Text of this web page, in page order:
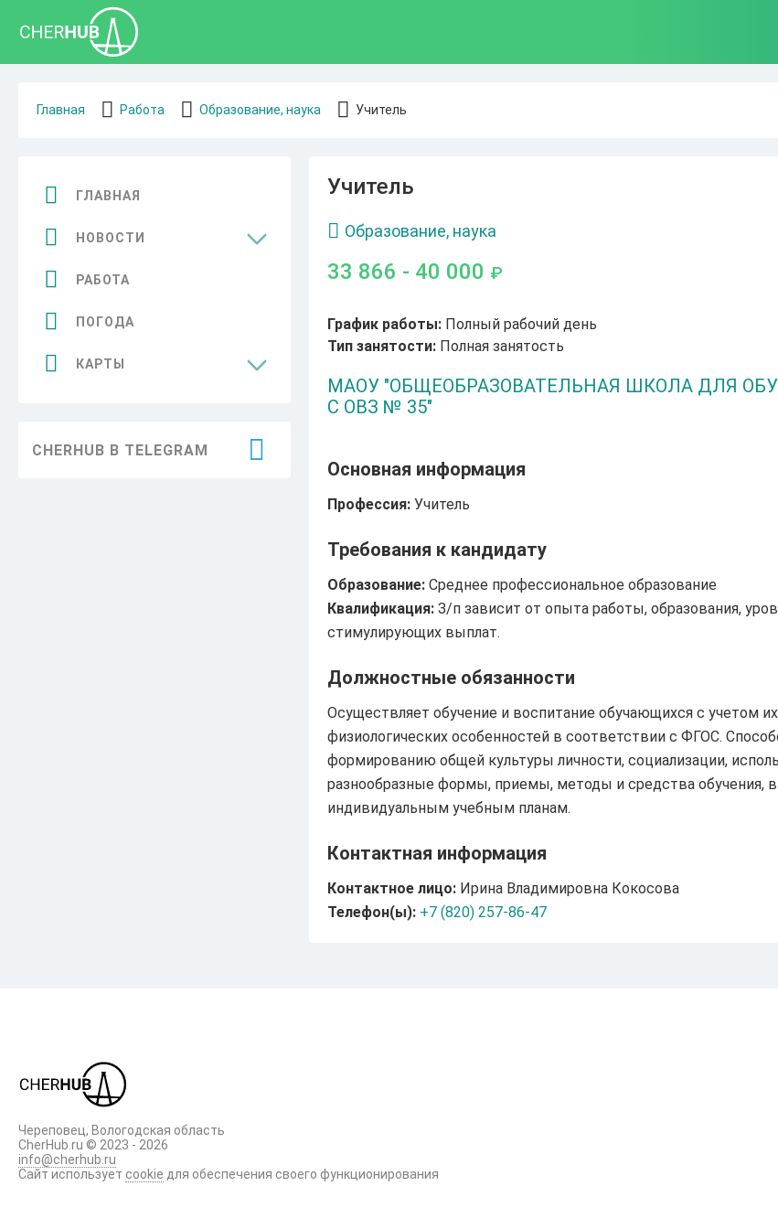
Главная Работа Образование, наука Учитель
ГЛАВНАЯ
НОВОСТИ
Общество
РАБОТА
ПОГОДА
КАРТЫ
CHERHUB В TELEGRAM
Учитель
Образование, наука
33 866 - 40 000 ₽
График работы:Полный рабочий день
Тип занятости:Полная занятость
МАОУ "ОБЩЕОБРАЗОВАТЕЛЬНАЯ ШКОЛА ДЛЯ
С ОВЗ № 35"
Основная информация
Профессия:Учитель
Требования к кандидату
Образование:Среднее профессиональное образование
Квалификация:З/п зависит от опыта работы, образования,
стимулирующих выплат.
Должностные обязанности
Осуществляет обучение и воспитание обучающихся с учетом
физиологических особенностей в соответствии с ФГОС.
формированию общей культуры личности, социализации,
разнообразные формы, приемы, методы и средства обучения,
индивидуальным учебным планам.
Контактная информация
Контактное лицо:Ирина Владимировна Кокосова
Телефон(ы): +7 (820) 257-86-47
Череповец, Вологодская область
CherHub.ru © 2023 - 2026
info@cherhub.ru
Сайт использует cookie для обеспечения своего функционирования